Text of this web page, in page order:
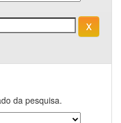
da pesquisa.